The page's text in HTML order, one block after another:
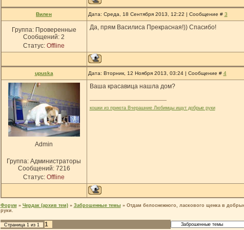
Вилен Дата: Среда, 18 Сентября 2013, 12:22 | Сообщение # 3
Группа: Проверенные
Сообщений: 2
Статус: Offline
Да, прям Василиса Прекрасная!)) Спасибо!
upuska Дата: Вторник, 12 Ноября 2013, 03:24 | Сообщение # 4
Admin
Группа: Администраторы
Сообщений: 7216
Статус: Offline
Ваша красавица нашла дом?
кошки из приюта Вчерашние Любимцы ищут добрые руки
Форум » Чердак (архив тем) » Заброшенные темы » Отдам белоснежного, ласкового щенка в
руки.
Страница 1из 1 1